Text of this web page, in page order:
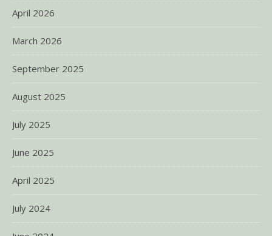
April 2026
March 2026
September 2025
August 2025
July 2025
June 2025
April 2025
July 2024